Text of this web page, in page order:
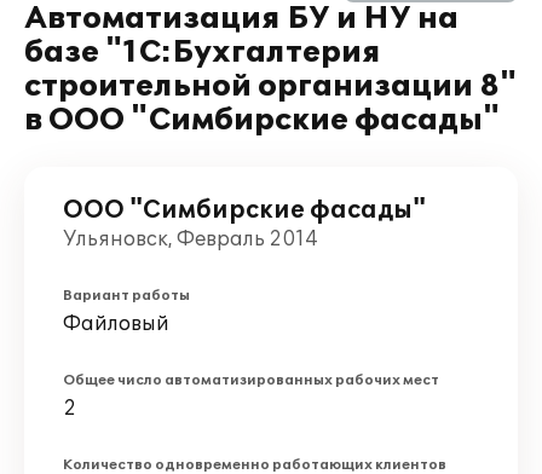
Автоматизация БУ и НУ на
базе "1С:Бухгалтерия
строительной организации 8"
в ООО "Симбирские фасады"
ООО "Симбирские фасады"
Ульяновск, Февраль 2014
Вариант работы
Файловый
Общее число автоматизированных рабочих мест
2
Количество одновременно работающих клиентов